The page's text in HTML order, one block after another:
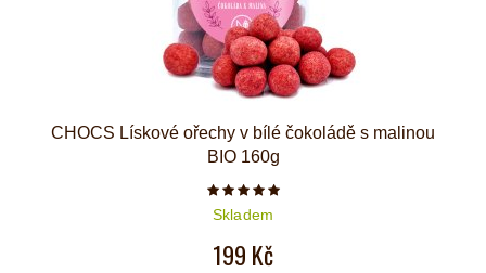
CHOCS Lískové ořechy v bílé čokoládě s malinou
BIO 160g
Počet hvězdiček je 5 z 5
Skladem
199 Kč